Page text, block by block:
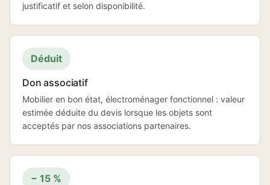
justificatif et selon disponibilité.
Déduit
Don associatif
Mobilier en bon état, électroménager fonctionnel : valeur
estimée déduite du devis lorsque les objets sont
acceptés par nos associations partenaires.
− 15 %